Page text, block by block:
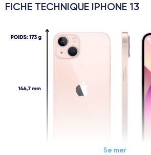
FICHE TECHNIQUE IPHONE 13
Se mer